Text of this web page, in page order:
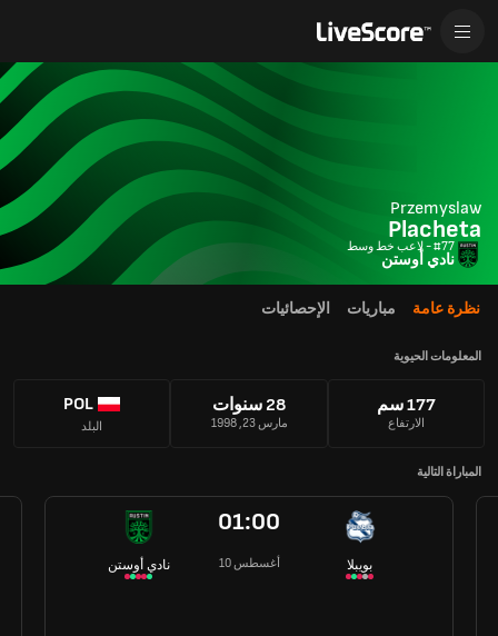
Przemyslaw
Placheta
#77 - لاعب خط وسط
نادي أوستن
نظرة عامة مباريات الإحصائيات
المعلومات الحيوية
177 سم
الارتفاع
28 سنوات
مارس 23, 1998
POL
البلد
المباراة التالية
نادي أوستن
01:00
10 أغسطس بويبلا